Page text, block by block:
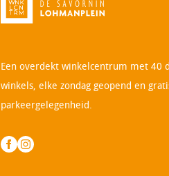
Een overdekt winkelcentrum met 40
winkels, elke zondag geopend en
parkeergelegenheid.